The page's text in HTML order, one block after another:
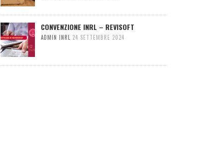
CONVENZIONE INRL – REVISOFT
ADMIN INRL 24 SETTEMBRE 2024